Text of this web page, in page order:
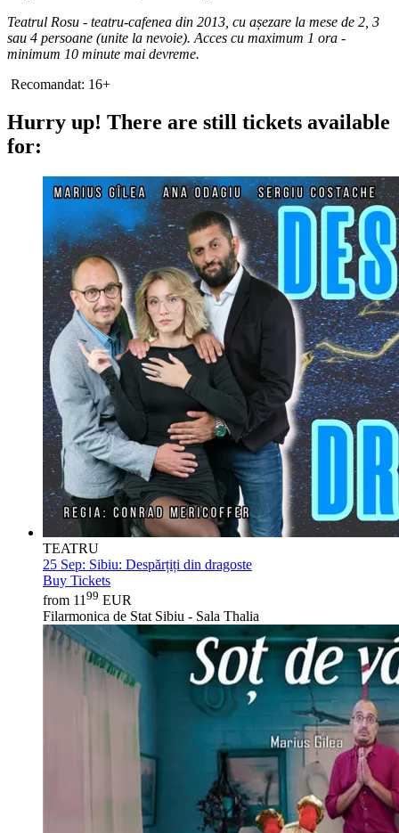
Teatrul Rosu - teatru-cafenea din 2013, cu așezare la mese de 2, 3
sau 4 persoane (unite la nevoie). Acces cu maximum 1 ora -
minimum 10 minute mai devreme.
Recomandat: 16+
Hurry up! There are still tickets available
for:
TEATRU
25 Sep: Sibiu: Despărțiți din dragoste
Buy Tickets
from 11 99 EUR
Filarmonica de Stat Sibiu - Sala Thalia